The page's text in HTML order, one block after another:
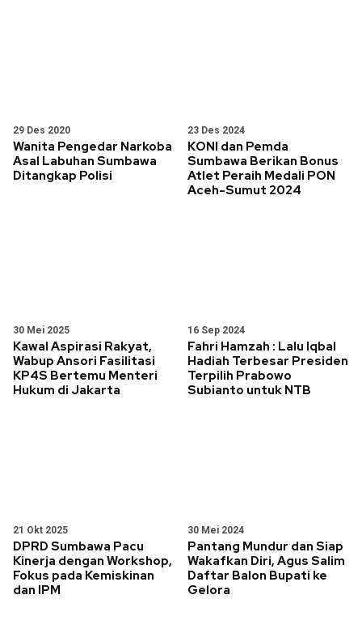
29 Des 2020
Wanita Pengedar Narkoba
Asal Labuhan Sumbawa
Ditangkap Polisi
23 Des 2024
KONI dan Pemda
Sumbawa Berikan Bonus
Atlet Peraih Medali PON
Aceh-Sumut 2024
30 Mei 2025
Kawal Aspirasi Rakyat,
Wabup Ansori Fasilitasi
KP4S Bertemu Menteri
Hukum di Jakarta
16 Sep 2024
Fahri Hamzah : Lalu Iqbal
Hadiah Terbesar Presiden
Terpilih Prabowo
Subianto untuk NTB
21 Okt 2025
DPRD Sumbawa Pacu
Kinerja dengan Workshop,
Fokus pada Kemiskinan
dan IPM
30 Mei 2024
Pantang Mundur dan Siap
Wakafkan Diri, Agus Salim
Daftar Balon Bupati ke
Gelora